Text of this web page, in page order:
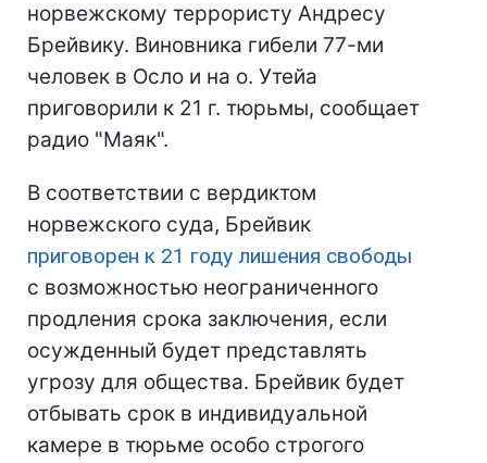
норвежскому террористу Андресу
Брейвику. Виновника гибели 77-ми
человек в Осло и на о. Утейа
приговорили к 21 г. тюрьмы, сообщает
радио "Маяк".
В соответствии с вердиктом
норвежского суда, Брейвик
приговорен к 21 году лишения свободы
с возможностью неограниченного
продления срока заключения, если
осужденный будет представлять
угрозу для общества. Брейвик будет
отбывать срок в индивидуальной
камере в тюрьме особо строгого